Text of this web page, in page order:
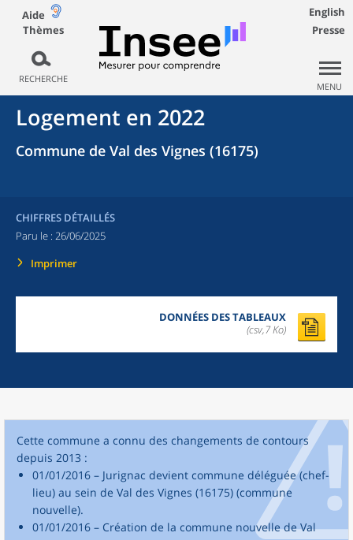
Aide
Thèmes
RECHERCHE
English
Presse
MENU
Logement en 2022
Commune de Val des Vignes (16175)
CHIFFRES DÉTAILLÉS
Paru le : 26/06/2025
Imprimer
DONNÉES DES TABLEAUX
(csv,7 Ko)
Cette commune a connu des changements de contours
depuis 2013 :
01/01/2016 – Jurignac devient commune déléguée (chef-
lieu) au sein de Val des Vignes (16175) (commune
nouvelle).
01/01/2016 – Création de la commune nouvelle de Val